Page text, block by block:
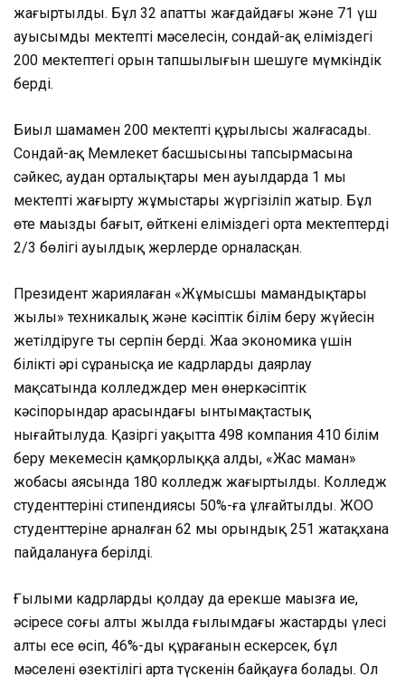
жаңғыртылды. Бұл 32 апатты жағдайдағы және 71 үш
ауысымды мектептің мәселесін, сондай-ақ еліміздегі
200 мектептегі орын тапшылығын шешуге мүмкіндік
берді.
Биыл шамамен 200 мектептің құрылысы жалғасады.
Сондай-ақ Мемлекет басшысының тапсырмасына
сәйкес, аудан орталықтары мен ауылдарда 1 мың
мектепті жаңғырту жұмыстары жүргізіліп жатыр. Бұл
өте маңызды бағыт, өйткені еліміздегі орта мектептердің
2/3 бөлігі ауылдық жерлерде орналасқан.
Президент жариялаған «Жұмысшы мамандықтары
жылы» техникалық және кәсіптік білім беру жүйесін
жетілдіруге тың серпін берді. Жаңа экономика үшін
білікті әрі сұранысқа ие кадрларды даярлау
мақсатында колледждер мен өнеркәсіптік
кәсіпорындар арасындағы ынтымақтастық
нығайтылуда. Қазіргі уақытта 498 компания 410 білім
беру мекемесін қамқорлыққа алды, «Жас маман»
жобасы аясында 180 колледж жаңғыртылды. Колледж
студенттерінің стипендиясы 50%-ға ұлғайтылды. ЖОО
студенттеріне арналған 62 мың орындық 251 жатақхана
пайдалануға берілді.
Ғылыми кадрларды қолдау да ерекше маңызға ие,
әсіресе соңғы алты жылда ғылымдағы жастардың үлесі
алты есе өсіп, 46%-ды құрағанын ескерсек, бұл
мәселенің өзектілігі арта түскенін байқауға болады. Ол